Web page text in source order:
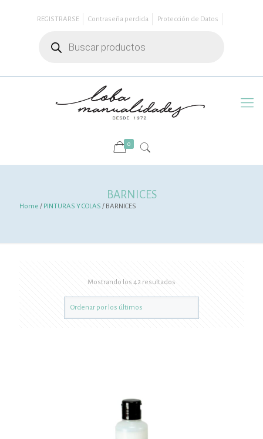
REGISTRARSE Contraseña perdida
Protección de Datos
productos
0
BARNICES
Home / PINTURAS Y COLAS / BARNICES
Mostrando los 42 resultados